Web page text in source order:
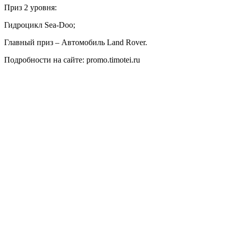
Приз 2 уровня:
Гидроцикл Sea-Doo;
Главный приз – Автомобиль Land Rover.
Подробности на сайте: promo.timotei.ru